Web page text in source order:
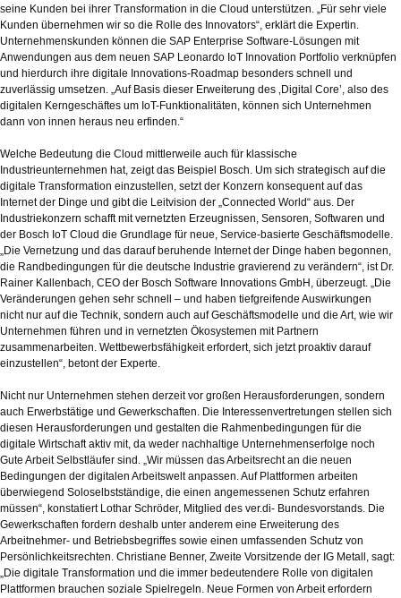
seine Kunden bei ihrer Transformation in die Cloud unterstützen. „Für sehr viele
Kunden übernehmen wir so die Rolle des Innovators“, erklärt die Expertin.
Unternehmenskunden können die SAP Enterprise Software-Lösungen mit
Anwendungen aus dem neuen SAP Leonardo IoT Innovation Portfolio verknüpfen
und hierdurch ihre digitale Innovations-Roadmap besonders schnell und
zuverlässig umsetzen. „Auf Basis dieser Erweiterung des ‚Digital Core’, also des
digitalen Kerngeschäftes um IoT-Funktionalitäten, können sich Unternehmen
dann von innen heraus neu erfinden.“
Welche Bedeutung die Cloud mittlerweile auch für klassische
Industrieunternehmen hat, zeigt das Beispiel Bosch. Um sich strategisch auf die
digitale Transformation einzustellen, setzt der Konzern konsequent auf das
Internet der Dinge und gibt die Leitvision der „Connected World“ aus. Der
Industriekonzern schafft mit vernetzten Erzeugnissen, Sensoren, Softwaren und
der Bosch IoT Cloud die Grundlage für neue, Service-basierte Geschäftsmodelle.
„Die Vernetzung und das darauf beruhende Internet der Dinge haben begonnen,
die Randbedingungen für die deutsche Industrie gravierend zu verändern“, ist Dr.
Rainer Kallenbach, CEO der Bosch Software Innovations GmbH, überzeugt. „Die
Veränderungen gehen sehr schnell – und haben tiefgreifende Auswirkungen
nicht nur auf die Technik, sondern auch auf Geschäftsmodelle und die Art, wie wir
Unternehmen führen und in vernetzten Ökosystemen mit Partnern
zusammenarbeiten. Wettbewerbsfähigkeit erfordert, sich jetzt proaktiv darauf
einzustellen“, betont der Experte.
Nicht nur Unternehmen stehen derzeit vor großen Herausforderungen, sondern
auch Erwerbstätige und Gewerkschaften. Die Interessenvertretungen stellen sich
diesen Herausforderungen und gestalten die Rahmenbedingungen für die
digitale Wirtschaft aktiv mit, da weder nachhaltige Unternehmenserfolge noch
Gute Arbeit Selbstläufer sind. „Wir müssen das Arbeitsrecht an die neuen
Bedingungen der digitalen Arbeitswelt anpassen. Auf Plattformen arbeiten
überwiegend Soloselbstständige, die einen angemessenen Schutz erfahren
müssen“, konstatiert Lothar Schröder, Mitglied des ver.di- Bundesvorstands. Die
Gewerkschaften fordern deshalb unter anderem eine Erweiterung des
Arbeitnehmer- und Betriebsbegriffes sowie einen umfassenden Schutz von
Persönlichkeitsrechten. Christiane Benner, Zweite Vorsitzende der IG Metall, sagt:
„Die digitale Transformation und die immer bedeutendere Rolle von digitalen
Plattformen brauchen soziale Spielregeln. Neue Formen von Arbeit erfordern